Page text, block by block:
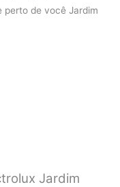
perto de você Jardim
Jardim